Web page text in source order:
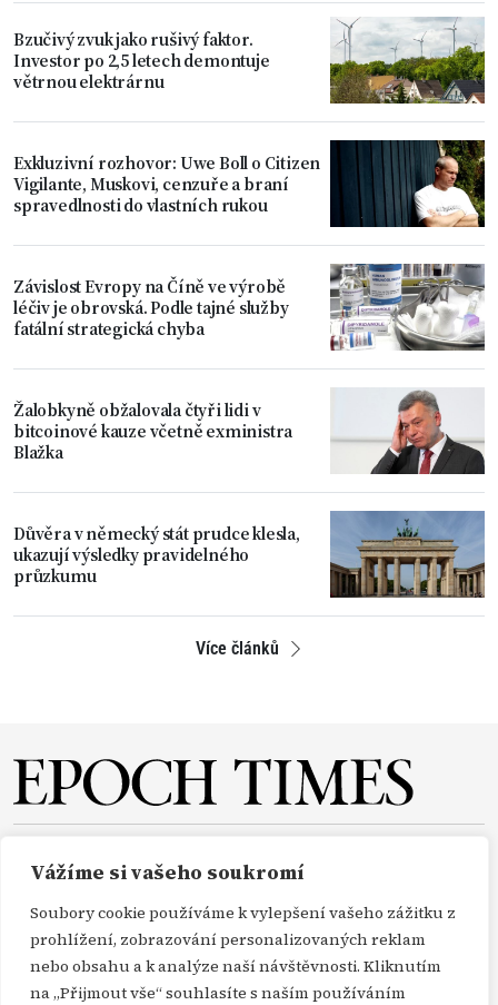
Vážíme si vašeho soukromí
Soubory cookie používáme k vylepšení vašeho zážitku z
prohlížení, zobrazování personalizovaných reklam
nebo obsahu a k analýze naší návštěvnosti. Kliknutím
na „Přijmout vše“ souhlasíte s naším používáním
Bzučivý zvuk jako rušivý faktor.
Investor po 2,5 letech demontuje
větrnou elektrárnu
Exkluzivní rozhovor: Uwe Boll o Citizen
Vigilante, Muskovi, cenzuře a braní
spravedlnosti do vlastních rukou
Závislost Evropy na Číně ve výrobě
léčiv je obrovská. Podle tajné služby
fatální strategická chyba
Žalobkyně obžalovala čtyři lidi v
bitcoinové kauze včetně exministra
Blažka
Důvěra v německý stát prudce klesla,
ukazují výsledky pravidelného
průzkumu
Více článků
OBCHODNÍ PODMÍNKY